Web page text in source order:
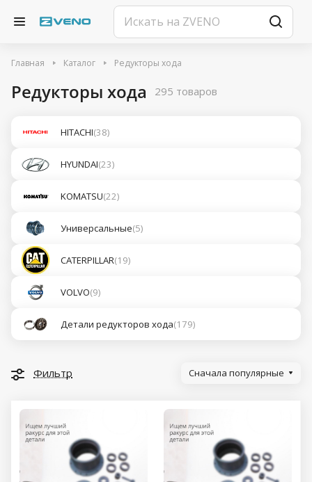
Главная Каталог Редукторы хода
Редукторы хода 295 товаров
HITACHI(38)
HYUNDAI(23)
KOMATSU(22)
Универсальные(5)
CATERPILLAR(19)
VOLVO(9)
Детали редукторов хода(179)
Фильтр Сначала популярные